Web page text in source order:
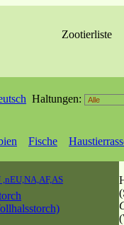
Zootierliste
Haltungen:
Fische
,nEU,NA,AF,AS